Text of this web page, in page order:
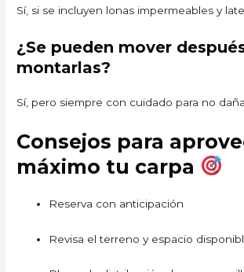
Sí, si se incluyen lonas impermeables y
¿Se pueden mover
montarlas?
Sí, pero siempre con cuidado para no
Consejos para
máximo tu carpa
Reserva con anticipación
Revisa el terreno y espacio